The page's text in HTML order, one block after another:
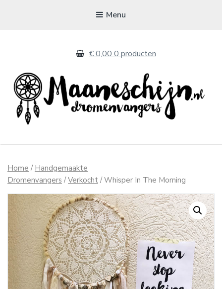
Menu
€ 0,00 0 producten
Home / Handgemaakte
Dromenvangers /Verkocht / Whisper In The Morning